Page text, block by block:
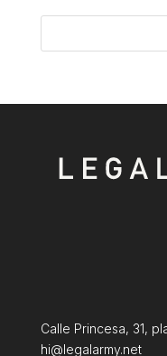
Calle Princesa, 31,
hi@legalarmy.net